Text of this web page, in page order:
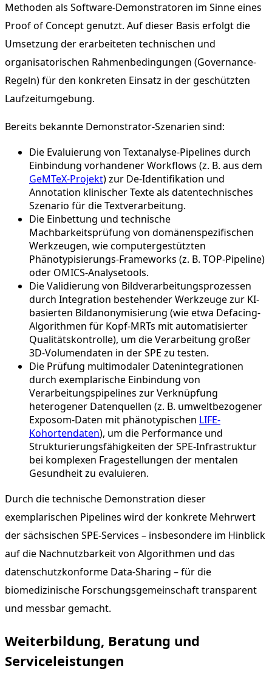
Methoden als Software-Demonstratoren im Sinne eines
Proof of Concept genutzt. Auf dieser Basis erfolgt die
Umsetzung der erarbeiteten technischen und
organisatorischen Rahmenbedingungen (Governance-
Regeln) für den konkreten Einsatz in der geschützten
Laufzeitumgebung.
Bereits bekannte Demonstrator-Szenarien sind:
Die Evaluierung von Textanalyse-Pipelines durch
Einbindung vorhandener Workflows (z. B. aus dem
GeMTeX-Projekt) zur De-Identifikation und
Annotation klinischer Texte als datentechnisches
Szenario für die Textverarbeitung.
Die Einbettung und technische
Machbarkeitsprüfung von domänenspezifischen
Werkzeugen, wie computergestützten
Phänotypisierungs-Frameworks (z. B. TOP-Pipeline)
oder OMICS-Analysetools.
Die Validierung von Bildverarbeitungsprozessen
durch Integration bestehender Werkzeuge zur KI-
basierten Bildanonymisierung (wie etwa Defacing-
Algorithmen für Kopf-MRTs mit automatisierter
Qualitätskontrolle), um die Verarbeitung großer
3D-Volumendaten in der SPE zu testen.
Die Prüfung multimodaler Datenintegrationen
durch exemplarische Einbindung von
Verarbeitungspipelines zur Verknüpfung
heterogener Datenquellen (z. B. umweltbezogener
Exposom-Daten mit phänotypischen LIFE-
Kohortendaten), um die Performance und
Strukturierungsfähigkeiten der SPE-Infrastruktur
bei komplexen Fragestellungen der mentalen
Gesundheit zu evaluieren.
Durch die technische Demonstration dieser
exemplarischen Pipelines wird der konkrete Mehrwert
der sächsischen SPE-Services – insbesondere im Hinblick
auf die Nachnutzbarkeit von Algorithmen und das
datenschutzkonforme Data-Sharing – für die
biomedizinische Forschungsgemeinschaft transparent
und messbar gemacht.
Weiterbildung, Beratung und
Serviceleistungen